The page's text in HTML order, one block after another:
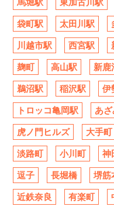
馬堀駅 東加古川駅
袋町駅 太田川駅
川越市駅 西宮駅
麹町 高山駅 新鹿
鵜沼駅 稲沢駅 伊
トロッコ亀岡駅 あ
虎ノ門ヒルズ 大手町
淡路町 小川町 神
逗子 長堀橋 堺筋
近鉄奈良 有楽町